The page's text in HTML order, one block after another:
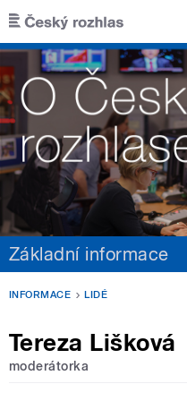
Přejít k hlavnímu obsahu
Základní informace
INFORMACE LIDÉ
Tereza Lišková
moderátorka